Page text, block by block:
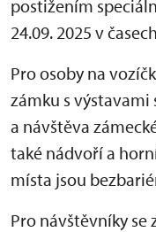
postižením
24.09. 2025 v
Pro osoby na
zámku s
a návštěva
také nádvoří a
místa jsou
Pro návštěvníky se